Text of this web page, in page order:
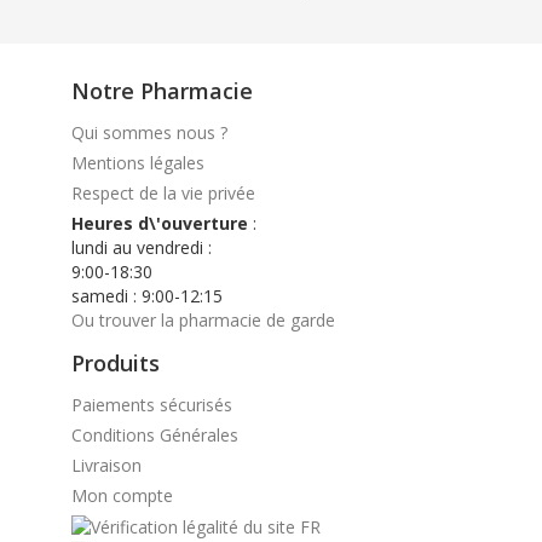
Notre Pharmacie
Qui sommes nous ?
Mentions légales
Respect de la vie privée
Heures d\'ouverture :
lundi au vendredi :
9:00-18:30
samedi : 9:00-12:15
Ou trouver la pharmacie de garde
Produits
Paiements sécurisés
Conditions Générales
Livraison
Mon compte